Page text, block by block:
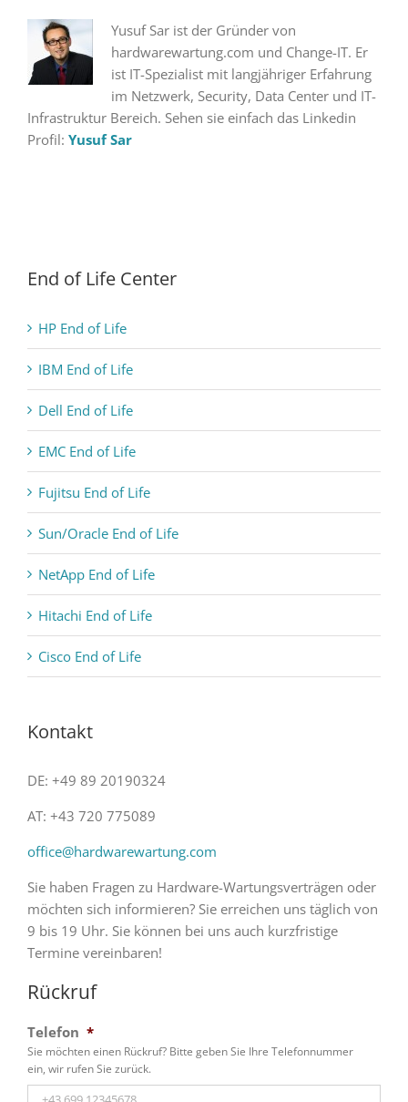
Yusuf Sar ist der Gründer von
hardwarewartung.com und Change-IT. Er
ist IT-Spezialist mit langjähriger Erfahrung
im Netzwerk, Security, Data Center und IT-
Infrastruktur Bereich. Sehen sie einfach das Linkedin
Profil: Yusuf Sar
End of Life Center
HP End of Life
IBM End of Life
Dell End of Life
EMC End of Life
Fujitsu End of Life
Sun/Oracle End of Life
NetApp End of Life
Hitachi End of Life
Cisco End of Life
Kontakt
DE: +49 89 20190324
AT: +43 720 775089
office@hardwarewartung.com
Sie haben Fragen zu Hardware-Wartungsverträgen oder
möchten sich informieren? Sie erreichen uns täglich von
9 bis 19 Uhr. Sie können bei uns auch kurzfristige
Termine vereinbaren!
Rückruf
Telefon *
Sie möchten einen Rückruf? Bitte geben Sie Ihre Telefonnummer
ein, wir rufen Sie zurück.